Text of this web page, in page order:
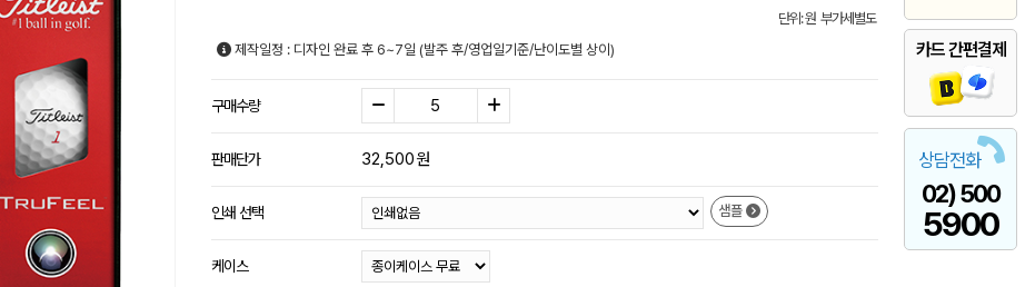
카드 간편결제
상담전화
02) 500
5900
단위: 원 부가세별도
제작일정 : 디자인 완료 후 6~7일 (발주 후/영업일기준/난이도별 상이)
구매수량
판매단가 32,500원
인쇄 선택 샘플
케이스